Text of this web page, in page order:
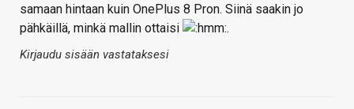
samaan hintaan kuin OnePlus 8 Pron. Siinä saakin jo
pähkäillä, minkä mallin ottaisi
.
Kirjaudu sisään vastataksesi